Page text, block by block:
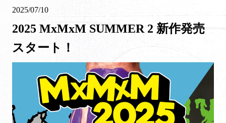
2025/07/10
2025 MxMxM SUMMER 2 新作発売
スタート！